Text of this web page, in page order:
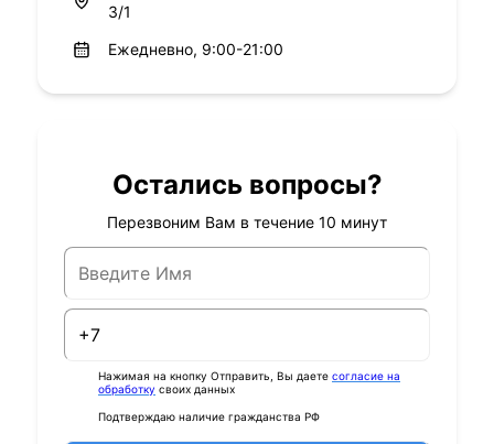
3/1
Ежедневно, 9:00-21:00
Остались вопросы?
Перезвоним Вам в течение 10 минут
Нажимая на кнопку Отправить, Вы даете согласие на
обработку своих данных
Подтверждаю наличие гражданства РФ